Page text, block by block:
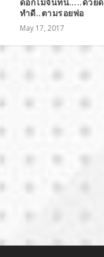
ดอกไม้จันทน์…..ด้วยด
ทำดี..ตามรอยพ่อ
May 17, 2017